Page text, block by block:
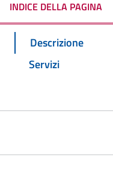
INDICE DELLA PAGINA
Descrizione
Servizi